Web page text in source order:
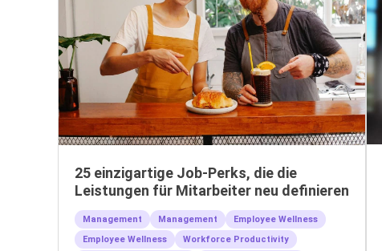
25 einzigartige Job-Perks, die die
Leistungen für Mitarbeiter neu definieren
Management Management
Employee Wellness
Employee Wellness
Workforce Productivity